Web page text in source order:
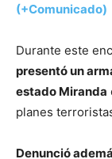
(+Comunicado)
Durante este
presentó un
estado Miranda
planes
Denunció